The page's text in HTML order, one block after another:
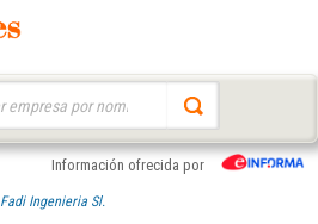
Información ofrecida por
Fadi Ingenieria Sl.